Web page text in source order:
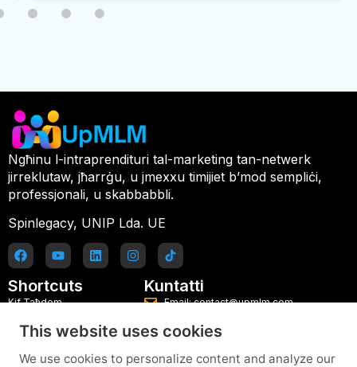
Ngħinu l-intraprendituri tal-marketing tan-netwerk
jirreklutaw, jħarrġu, u jmexxu timijiet b’mod sempliċi,
professjonali, u skabbabbli.
Spinlegacy, UNIP Lda. UE
Shortcuts
Kif Taħdem
Pjanijiet
Blog
Kuntatti
Email: contact@upmlm.com
Mowbajl: +351 916 077 486
Ipprova l-Pjattaforma tal-Kap B'Xejn
This website uses cookies
We use cookies to personalize content and analyze our